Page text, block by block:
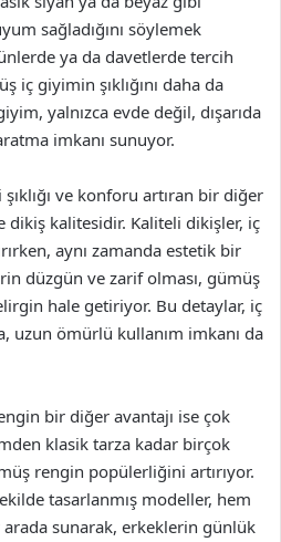
sağladığını söylemek
ya da davetlerde tercih
iç giyimin şıklığını daha da
yalnızca evde değil, dışarıda
imkanı sunuyor.
ve konforu artıran bir diğer
dikiş kalitesidir. Kaliteli dikişler, iç
aynı zamanda estetik bir
düzgün ve zarif olması, gümüş
hale getiriyor. Bu detaylar, iç
uzun ömürlü kullanım imkanı da
bir diğer avantajı ise çok
klasik tarza kadar birçok
rengin popülerliğini artırıyor.
tasarlanmış modeller, hem
arada sunarak, erkeklerin günlük